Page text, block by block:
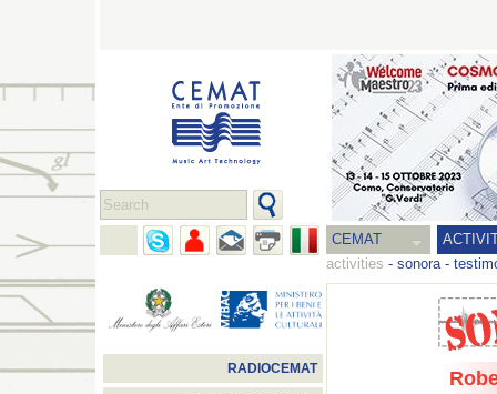
CEMAT
activities - sonora-
RADIOCEMAT